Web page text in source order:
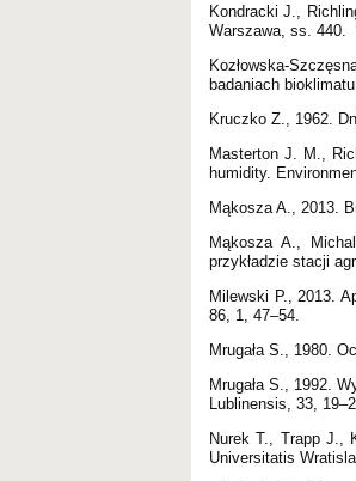
Kondracki J.,
Warszawa, ss. 440.
Kozłowska-
badaniach
Kruczko Z., 1962.
Masterton J. M.,
humidity.
Mąkosza A., 2013.
Mąkosza A.,
przykładzie stacji
Milewski P., 2013.
86, 1, 47–54.
Mrugała S., 1980.
Mrugała S., 1992.
Lublinensis, 33,
Nurek T., Trapp J.,
Universitatis